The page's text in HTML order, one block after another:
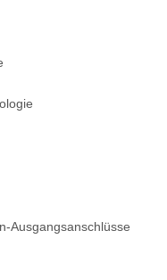
Ausgangsanschlüsse